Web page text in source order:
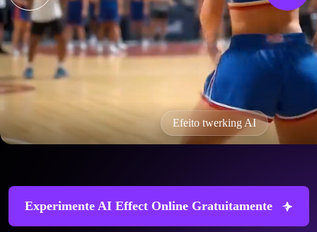
Efeito twerking AI
Experimente AI Effect Online Gratuitamente